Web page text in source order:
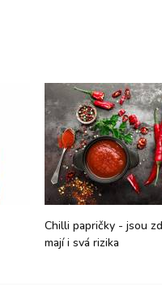
Chilli papričky - jsou
mají i svá rizika